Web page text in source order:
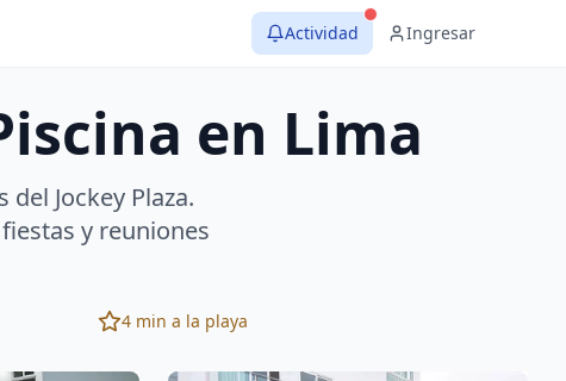
Actividad Ingresar
en Lima
Jockey Plaza.
y reuniones
4 min a la playa